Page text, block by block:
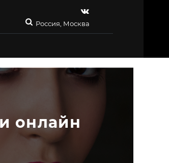
Россия, Москва
онлайн